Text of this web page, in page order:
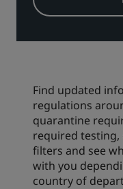
Find updated
regulations
quarantine
required testing,
filters and see
with you
country of